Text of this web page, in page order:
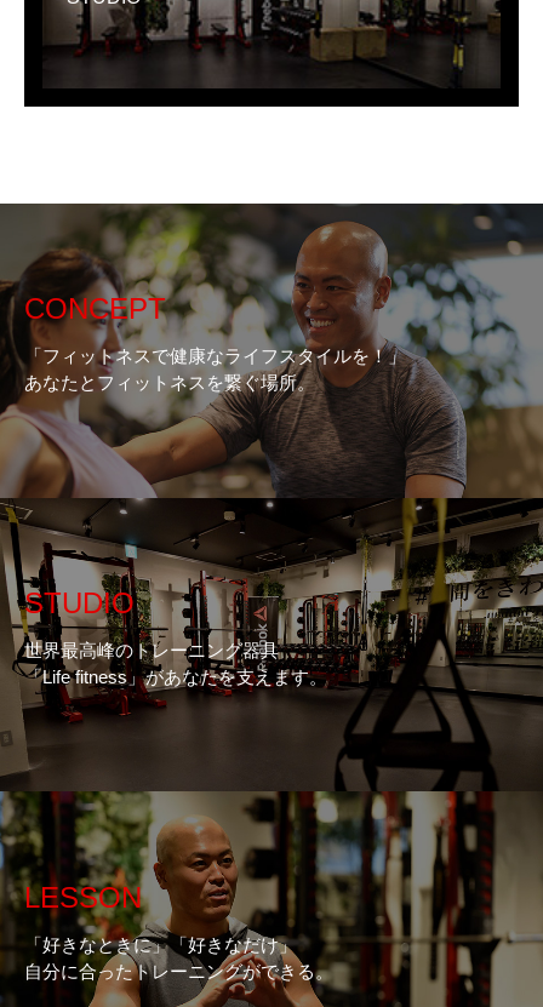
CONCEPT
「フィットネスで健康なライフスタイルを！」
あなたとフィットネスを繋ぐ場所。
STUDIO
世界最高峰のトレーニング器具
「Life fitness」があなたを支えます。
LESSON
「好きなときに」「好きなだけ」
自分に合ったトレーニングができる。